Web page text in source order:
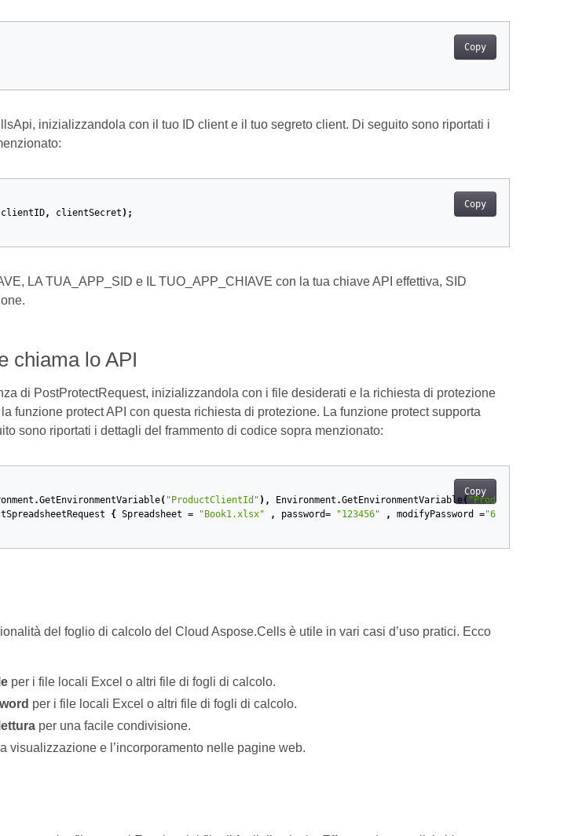
Copy
inizializzandola con il tuo ID client e il tuo segreto client. Di seguito sono riportati i
Copy
clientID, clientSecret );
LA TUA_APP_SID e IL TUO_APP_CHIAVE con la tua chiave API effettiva, SID
chiama lo API
di PostProtectRequest, inizializzandola con i file desiderati e la richiesta di protezione
funzione protect API con questa richiesta di protezione. La funzione protect supporta
sono riportati i dettagli del frammento di codice sopra menzionato:
Copy
.GetEnvironmentVariable( "ProductClientId" ), Environment .GetEnvironmentVariable(
{ Spreadsheet = "Book1.xlsx" , password= "123456" , modifyPassword ="654321"
del foglio di calcolo del Cloud Aspose.Cells è utile in vari casi d’uso pratici. Ecco
per i file locali Excel o altri file di fogli di calcolo.
per i file locali Excel o altri file di fogli di calcolo.
per una facile condivisione.
visualizzazione e l’incorporamento nelle pagine web.